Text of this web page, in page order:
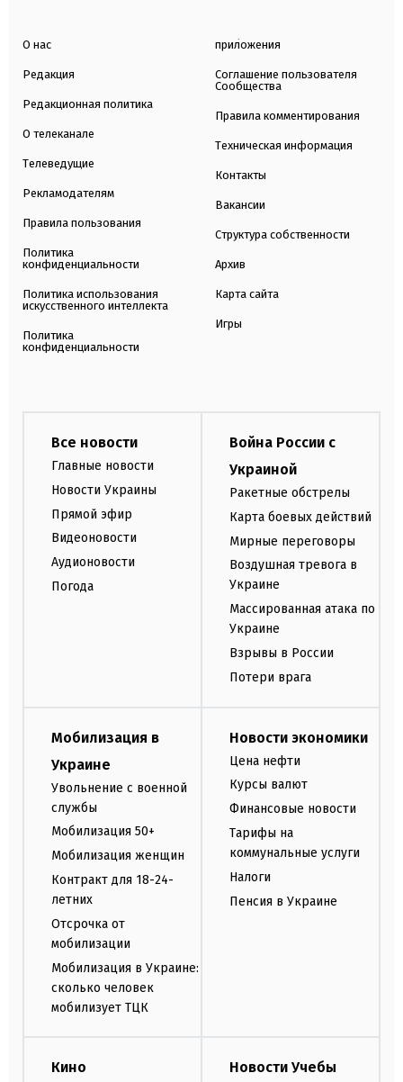
О нас
Редакция
Редакционная политика
О телеканале
Телеведущие
Рекламодателям
Правила пользования
Политика
конфиденциальности
Политика использования
искусственного интеллекта
Политика
конфиденциальности
приложения
Соглашение пользователя
Сообщества
Правила комментирования
Техническая информация
Контакты
Вакансии
Структура собственности
Архив
Карта сайта
Игры
Все новости
Главные новости
Новости Украины
Прямой эфир
Видеоновости
Аудионовости
Погода
Война России с
Украиной
Ракетные обстрелы
Карта боевых действий
Мирные переговоры
Воздушная тревога в
Украине
Массированная атака по
Украине
Взрывы в России
Потери врага
Мобилизация в
Украине
Увольнение с военной
службы
Мобилизация 50+
Мобилизация женщин
Контракт для 18-24-
летних
Отсрочка от
мобилизации
Мобилизация в Украине:
сколько человек
мобилизует ТЦК
Новости экономики
Цена нефти
Курсы валют
Финансовые новости
Тарифы на
коммунальные услуги
Налоги
Пенсия в Украине
Кино Новости Учебы